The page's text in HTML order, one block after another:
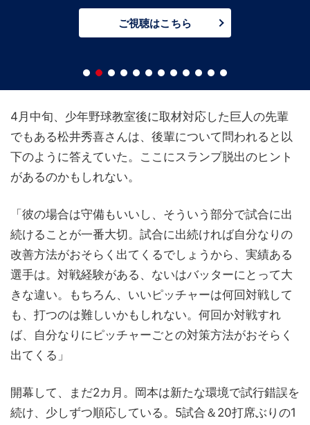
LIVE配信！
4月中旬、少年野球教室後に取材対応した巨人の先輩
でもある松井秀喜さんは、後輩について問われると以
下のように答えていた。ここにスランプ脱出のヒント
があるのかもしれない。
「彼の場合は守備もいいし、そういう部分で試合に出
続けることが一番大切。試合に出続ければ自分なりの
改善方法がおそらく出てくるでしょうから、実績ある
選手は。対戦経験がある、ないはバッターにとって大
きな違い。もちろん、いいピッチャーは何回対戦して
も、打つのは難しいかもしれない。何回か対戦すれ
ば、自分なりにピッチャーごとの対策方法がおそらく
出てくる」
開幕して、まだ2カ月。岡本は新たな環境で試行錯誤を
続け、少しずつ順応している。5試合＆20打席ぶりの1